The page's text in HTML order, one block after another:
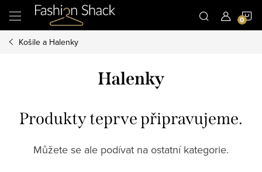
obsah
Košile a Halenky
Halenky
Produkty teprve připravujeme.
Můžete se ale podívat na ostatní kategorie.